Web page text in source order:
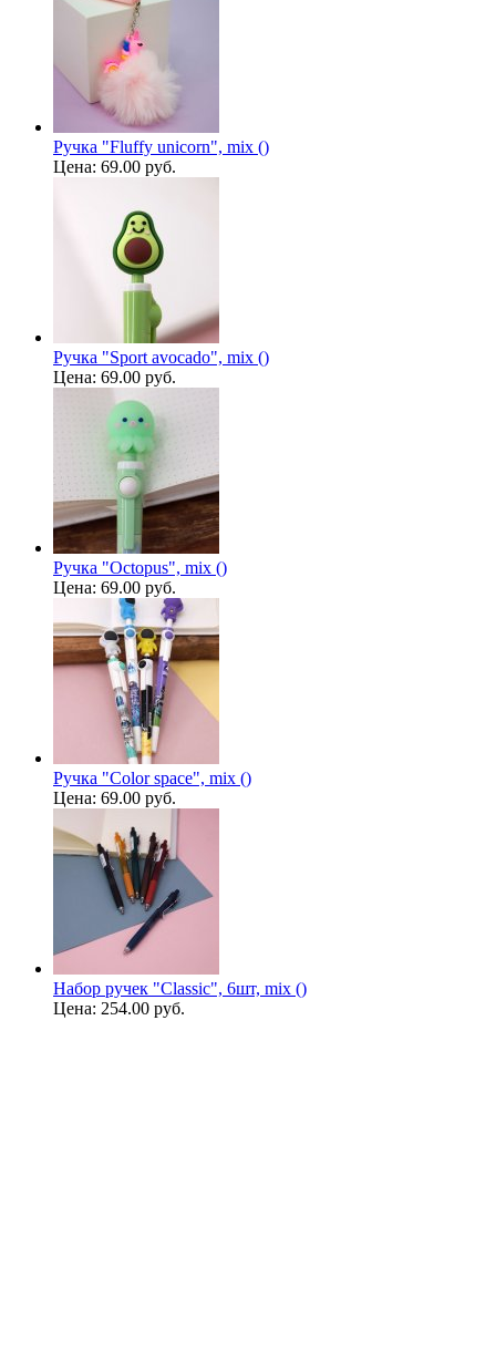
Ручка "Fluffy unicorn", mix ()
Цена: 69.00 руб.
Ручка "Sport avocado", mix ()
Цена: 69.00 руб.
Ручка "Octopus", mix ()
Цена: 69.00 руб.
Ручка "Color space", mix ()
Цена: 69.00 руб.
Набор ручек "Classic", 6шт, mix ()
Цена: 254.00 руб.